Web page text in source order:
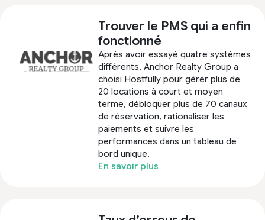
Trouver le PMS qui a enfin
fonctionné
Après avoir essayé quatre systèmes
différents, Anchor Realty Group a
choisi Hostfully pour gérer plus de
20 locations à court et moyen
terme, débloquer plus de 70 canaux
de réservation, rationaliser les
paiements et suivre les
performances dans un tableau de
bord unique.
En savoir plus